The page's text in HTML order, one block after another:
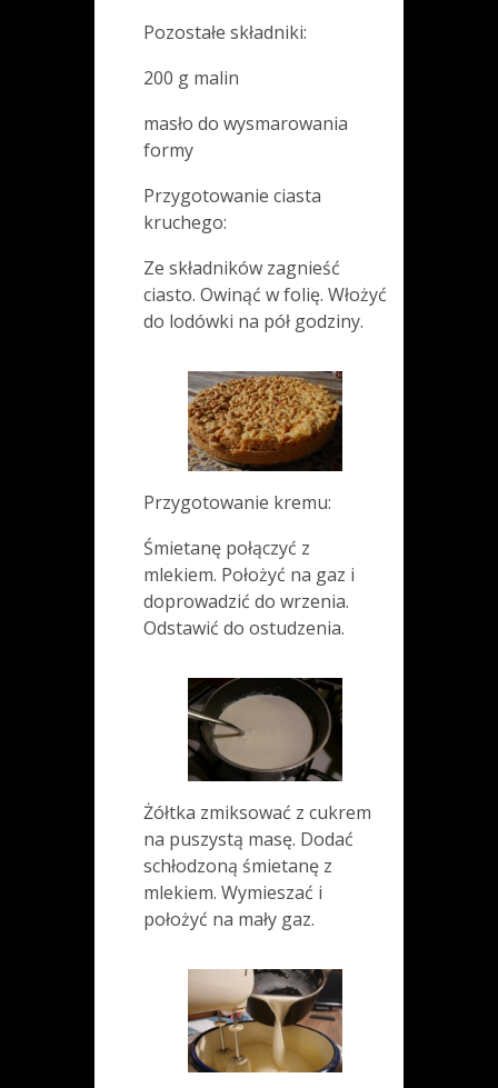
Pozostałe składniki:
200 g malin
masło do wysmarowania
formy
Przygotowanie ciasta
kruchego:
Ze składników zagnieść
ciasto. Owinąć w folię. Włożyć
do lodówki na pół godziny.
Przygotowanie kremu:
Śmietanę połączyć z
mlekiem. Położyć na gaz i
doprowadzić do wrzenia.
Odstawić do ostudzenia.
Żółtka zmiksować z cukrem
na puszystą masę. Dodać
schłodzoną śmietanę z
mlekiem. Wymieszać i
położyć na mały gaz.